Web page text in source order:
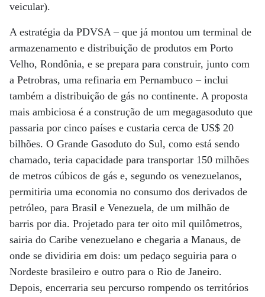
veicular).
A estratégia da PDVSA – que já montou um terminal de
armazenamento e distribuição de produtos em Porto
Velho, Rondônia, e se prepara para construir, junto com
a Petrobras, uma refinaria em Pernambuco – inclui
também a distribuição de gás no continente. A proposta
mais ambiciosa é a construção de um megagasoduto que
passaria por cinco países e custaria cerca de US$ 20
bilhões. O Grande Gasoduto do Sul, como está sendo
chamado, teria capacidade para transportar 150 milhões
de metros cúbicos de gás e, segundo os venezuelanos,
permitiria uma economia no consumo dos derivados de
petróleo, para Brasil e Venezuela, de um milhão de
barris por dia. Projetado para ter oito mil quilômetros,
sairia do Caribe venezuelano e chegaria a Manaus, de
onde se dividiria em dois: um pedaço seguiria para o
Nordeste brasileiro e outro para o Rio de Janeiro.
Depois, encerraria seu percurso rompendo os territórios